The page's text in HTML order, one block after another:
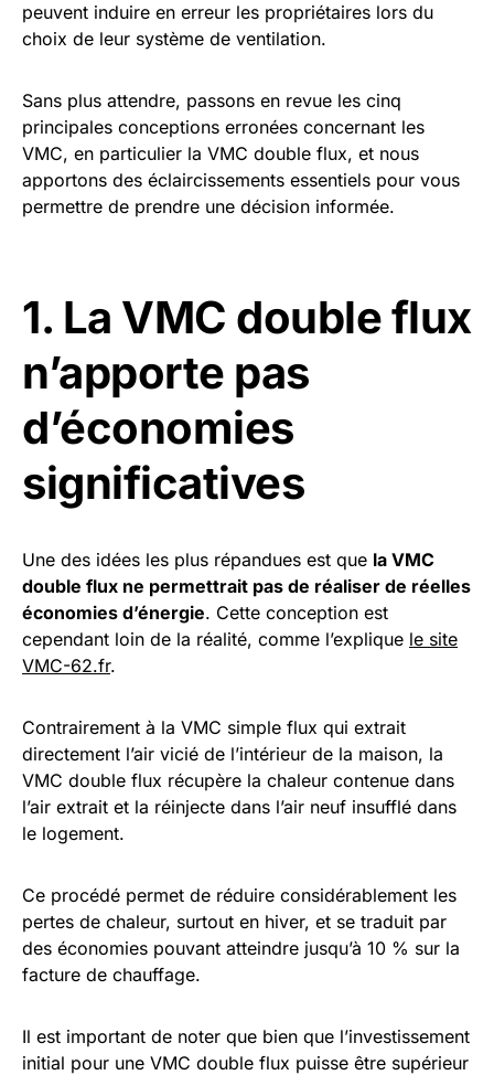
peuvent induire en erreur les propriétaires lors du
choix de leur système de ventilation.
Sans plus attendre, passons en revue les cinq
principales conceptions erronées concernant les
VMC, en particulier la VMC double flux, et nous
apportons des éclaircissements essentiels pour vous
permettre de prendre une décision informée.
1. La VMC double flux
n’apporte pas
d’économies
significatives
Une des idées les plus répandues est que la VMC
double flux ne permettrait pas de réaliser de réelles
économies d’énergie. Cette conception est
cependant loin de la réalité, comme l’explique le site
VMC-62.fr.
Contrairement à la VMC simple flux qui extrait
directement l’air vicié de l’intérieur de la maison, la
VMC double flux récupère la chaleur contenue dans
l’air extrait et la réinjecte dans l’air neuf insufflé dans
le logement.
Ce procédé permet de réduire considérablement les
pertes de chaleur, surtout en hiver, et se traduit par
des économies pouvant atteindre jusqu’à 10 % sur la
facture de chauffage.
Il est important de noter que bien que l’investissement
initial pour une VMC double flux puisse être supérieur